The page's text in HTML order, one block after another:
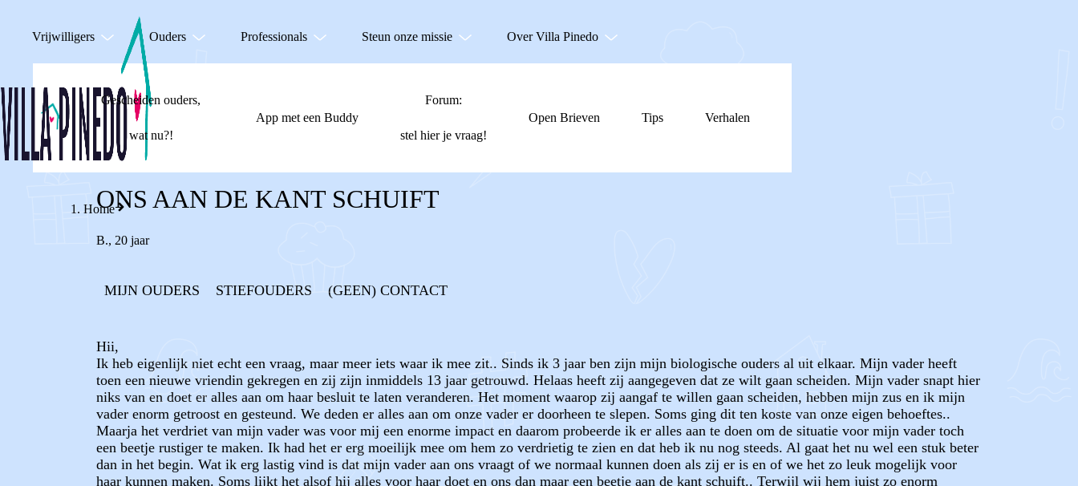
Vrijwilligers Ouders Professionals Steun onze missie Over Villa Pinedo
Gescheiden ouders,
wat nu?!
App met een Buddy
Forum:
stel hier je vraag!
Open Brieven Tips Verhalen
Home
ONS AAN DE KANT SCHUIFT
B., 20 jaar
MIJN OUDERS STIEFOUDERS (GEEN) CONTACT
Hii,
Ik heb eigenlijk niet echt een vraag, maar meer iets waar ik mee zit.. Sinds ik 3 jaar ben zijn mijn biologische ouders al uit elkaar. Mijn vader heeft
toen een nieuwe vriendin gekregen en zij zijn inmiddels 13 jaar getrouwd. Helaas heeft zij aangegeven dat ze wilt gaan scheiden. Mijn vader snapt hier
niks van en doet er alles aan om haar besluit te laten veranderen. Het moment waarop zij aangaf te willen gaan scheiden, hebben mijn zus en ik mijn
vader enorm getroost en gesteund. We deden er alles aan om onze vader er doorheen te slepen. Soms ging dit ten koste van onze eigen behoeftes..
Maarja het verdriet van mijn vader was voor mij een enorme impact en daarom probeerde ik er alles aan te doen om de situatie voor mijn vader toch
een beetje rustiger te maken. Ik had het er erg moeilijk mee om hem zo verdrietig te zien en dat heb ik nu nog steeds. Al gaat het nu wel een stuk beter
dan in het begin. Wat ik erg lastig vind is dat mijn vader aan ons vraagt of we normaal kunnen doen als zij er is en of we het zo leuk mogelijk voor
haar kunnen maken. Soms lijkt het alsof hij alles voor haar doet en ons dan maar een beetje aan de kant schuift.. Terwijl wij hem juist zo enorm